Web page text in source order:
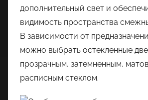
дополнительный свет и
видимость пространства
В зависимости от
можно выбрать остекленные
прозрачным, затемненным,
расписным стеклом.